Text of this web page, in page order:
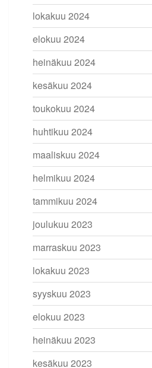
lokakuu 2024
elokuu 2024
heinäkuu 2024
kesäkuu 2024
toukokuu 2024
huhtikuu 2024
maaliskuu 2024
helmikuu 2024
tammikuu 2024
joulukuu 2023
marraskuu 2023
lokakuu 2023
syyskuu 2023
elokuu 2023
heinäkuu 2023
kesäkuu 2023